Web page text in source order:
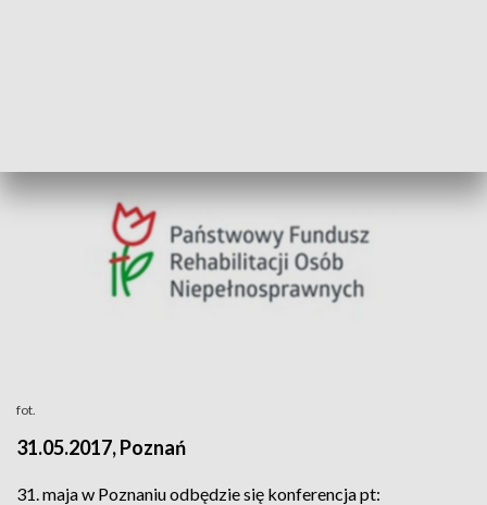
fot.
31.05.2017, Poznań
31. maja w Poznaniu odbędzie się konferencja pt: